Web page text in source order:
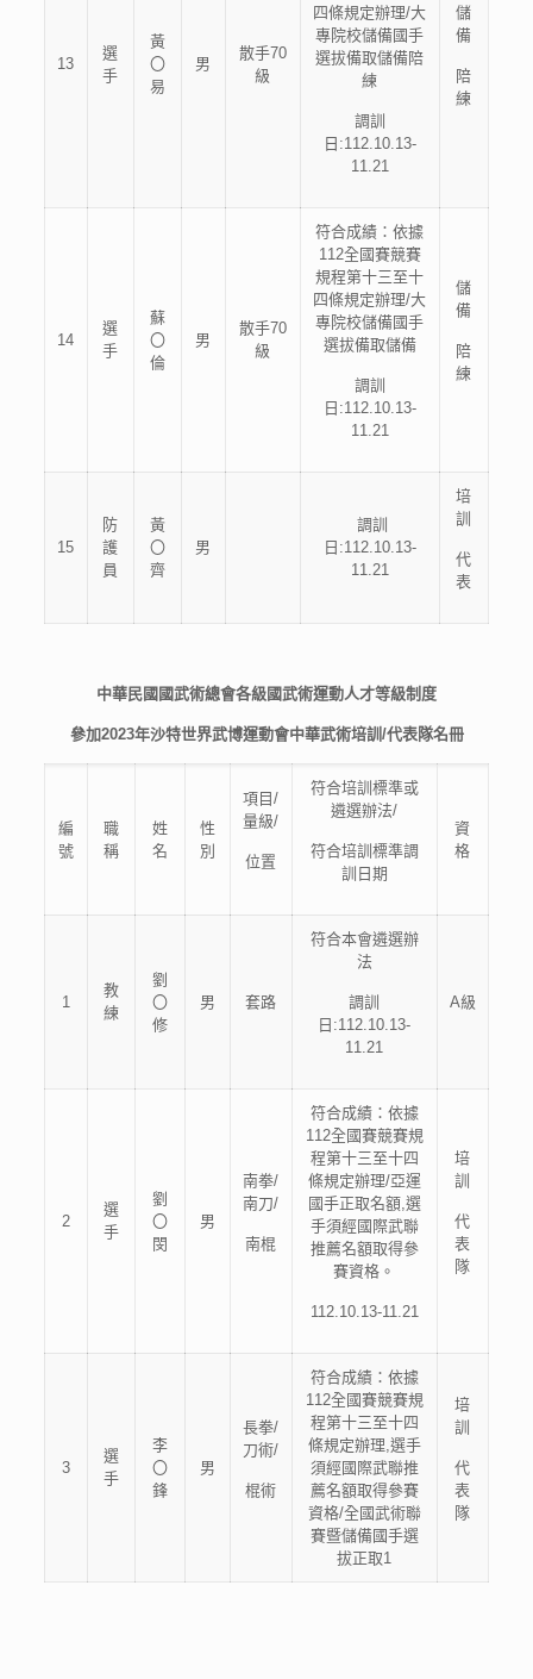
13
選
手
黃
〇
易
男
散手70
級
四條規定辦理/大
專院校儲備國手
選拔備取儲備陪
練
調訓
日:112.10.13-
11.21
儲
備
陪
練
14
選
手
蘇
〇
倫
男
散手70
級
符合成績：依據
112全國賽競賽
規程第十三至十
四條規定辦理/大
專院校儲備國手
選拔備取儲備
調訓
日:112.10.13-
11.21
儲
備
陪
練
15
防
護
員
黃
〇
齊
男
調訓
日:112.10.13-
11.21
培
訓
代
表
中華民國國武術總會各級國武術運動人才等級制度
參加2023年沙特世界武博運動會中華武術培訓/代表隊名冊
編
號
職
稱
姓
名
性
別
項目/
量級/
位置
符合培訓標準或
遴選辦法/
符合培訓標準調
訓日期
資
格
1
教
練
劉
〇
修
男 套路
符合本會遴選辦
法
調訓
日:112.10.13-
11.21
A級
2
選
手
劉
〇
閔
男
南拳/
南刀/
南棍
符合成績：依據
112全國賽競賽規
程第十三至十四
條規定辦理/亞運
國手正取名額,選
手須經國際武聯
推薦名額取得參
賽資格。
112.10.13-11.21
培
訓
代
表
隊
3
選
手
李
〇
鋒
男
長拳/
刀術/
棍術
符合成績：依據
112全國賽競賽規
程第十三至十四
條規定辦理,選手
須經國際武聯推
薦名額取得參賽
資格/全國武術聯
賽暨儲備國手選
拔正取1
培
訓
代
表
隊